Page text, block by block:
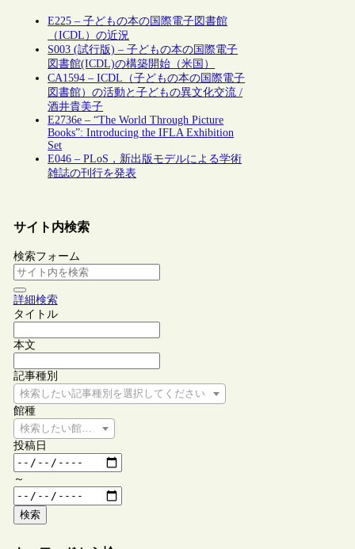
E225 – 子どもの本の国際電子図書館
（ICDL）の近況
S003 (試行版) – 子どもの本の国際電子
図書館(ICDL)の構築開始（米国）
CA1594 – ICDL（子どもの本の国際電子
図書館）の活動と子どもの異文化交流 /
酒井貴美子
E2736e – “The World Through Picture
Books”: Introducing the IFLA Exhibition
Set
E046 – PLoS，新出版モデルによる学術
雑誌の刊行を発表
サイト内検索
検索フォーム
詳細検索
タイトル
本文
記事種別
検索したい記事種別を選択してください
館種
検索したい館種を選択してください
投稿日
～
検索